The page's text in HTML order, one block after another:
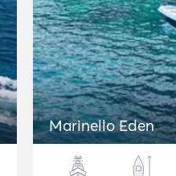
Marinello Eden